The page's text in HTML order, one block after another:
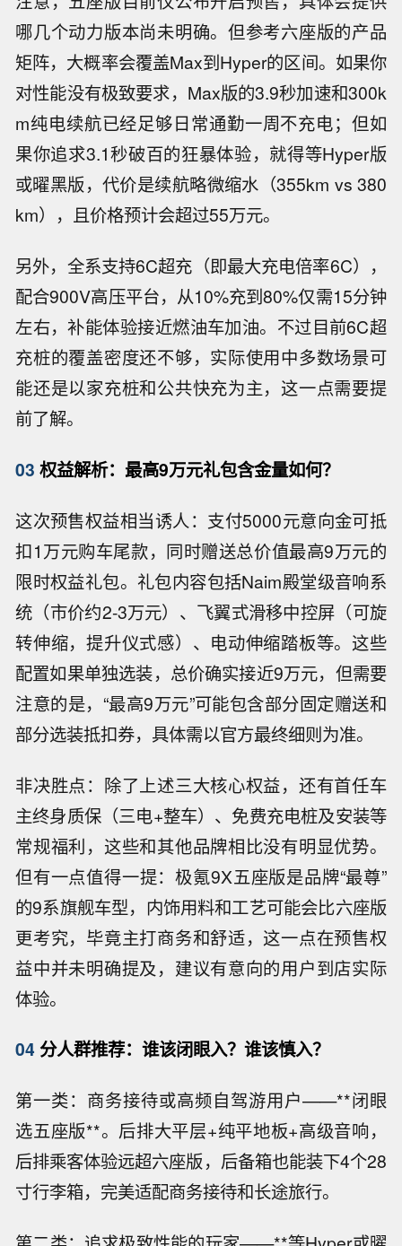
哪几个动力版本尚未明确。但参考六座版的产品
矩阵，大概率会覆盖Max到Hyper的区间。如果你
对性能没有极致要求，Max版的3.9秒加速和300k
m纯电续航已经足够日常通勤一周不充电；但如
果你追求3.1秒破百的狂暴体验，就得等Hyper版
或曜黑版，代价是续航略微缩水（355km vs 380
km），且价格预计会超过55万元。
另外，全系支持6C超充（即最大充电倍率6C），
配合900V高压平台，从10%充到80%仅需15分钟
左右，补能体验接近燃油车加油。不过目前6C超
充桩的覆盖密度还不够，实际使用中多数场景可
能还是以家充桩和公共快充为主，这一点需要提
前了解。
03 权益解析：最高9万元礼包含金量如何？
这次预售权益相当诱人：支付5000元意向金可抵
扣1万元购车尾款，同时赠送总价值最高9万元的
限时权益礼包。礼包内容包括Naim殿堂级音响系
统（市价约2-3万元）、飞翼式滑移中控屏（可旋
转伸缩，提升仪式感）、电动伸缩踏板等。这些
配置如果单独选装，总价确实接近9万元，但需要
注意的是，“最高9万元”可能包含部分固定赠送和
部分选装抵扣券，具体需以官方最终细则为准。
非决胜点：除了上述三大核心权益，还有首任车
主终身质保（三电+整车）、免费充电桩及安装等
常规福利，这些和其他品牌相比没有明显优势。
但有一点值得一提：极氪9X五座版是品牌“最尊”
的9系旗舰车型，内饰用料和工艺可能会比六座版
更考究，毕竟主打商务和舒适，这一点在预售权
益中并未明确提及，建议有意向的用户到店实际
体验。
04 分人群推荐：谁该闭眼入？谁该慎入？
第一类：商务接待或高频自驾游用户——**闭眼
选五座版**。后排大平层+纯平地板+高级音响，
后排乘客体验远超六座版，后备箱也能装下4个28
寸行李箱，完美适配商务接待和长途旅行。